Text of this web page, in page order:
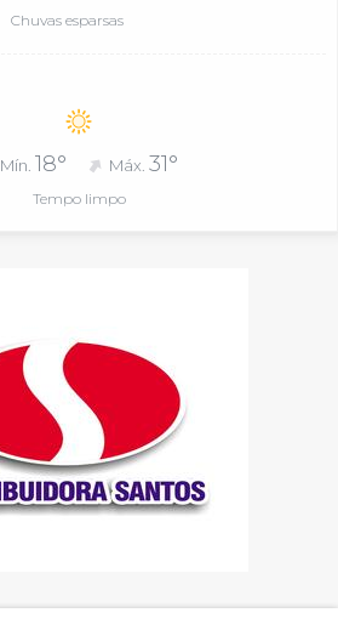
Chuvas esparsas
Mín. 18° Máx.31°
Tempo limpo